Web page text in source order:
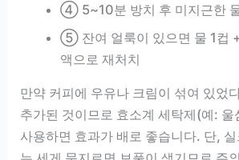
④ 5~10분 방치 후 미지근한
⑤ 잔여 얼룩이 있으면 물 1컵
액으로 재처치
만약 커피에 우유나 크림이 섞여 있었
추가된 것이므로 효소계 세탁제(예: 울
사용하면 효과가 배로 좋습니다. 단,